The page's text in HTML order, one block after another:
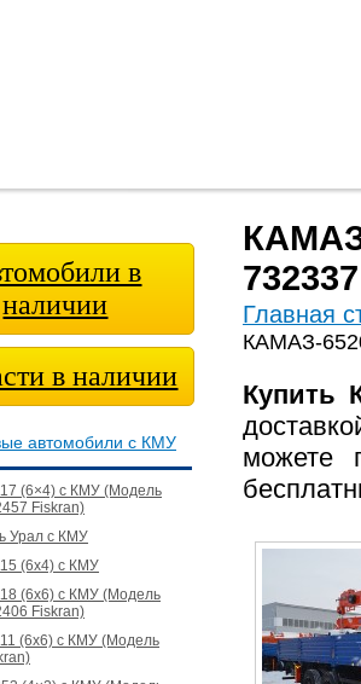
в
наличии
в наличии
автомобили с КМУ
(6×4) с КМУ (Модель
Fiskran)
Урал с КМУ
(6х4) с КМУ
(6х6) с КМУ (Модель
Fiskran)
(6х6) с КМУ (Модель
Главная
КАМАЗ-
Купить
можете